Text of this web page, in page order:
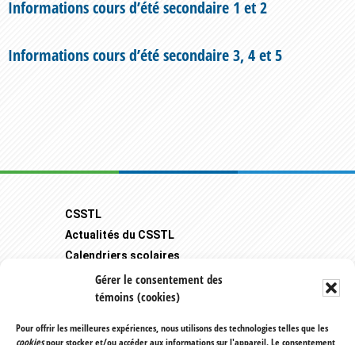
Gérer le consentement des
témoins (cookies)
Pour offrir les meilleures expériences, nous utilisons des technologies telles que les
cookiespour stocker et/ou accéder aux informations sur l'appareil. Le consentement
Informations cours d’été secondaire 1 et 2
Informations cours d’été secondaire 3, 4 et 5
Footer
CSSTL
Actualités du CSSTL
Calendriers scolaires
Carrière
Mozaïk-Portail Parents
Plaintes et protecteur de l'élève